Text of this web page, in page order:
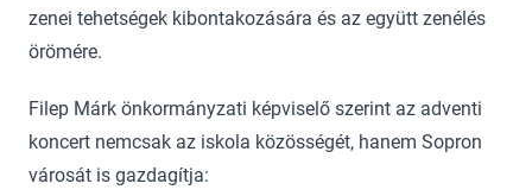
zenei tehetségek kibontakozására és az együtt zenélés
örömére.
Filep Márk önkormányzati képviselő szerint az adventi
koncert nemcsak az iskola közösségét, hanem Sopron
városát is gazdagítja: